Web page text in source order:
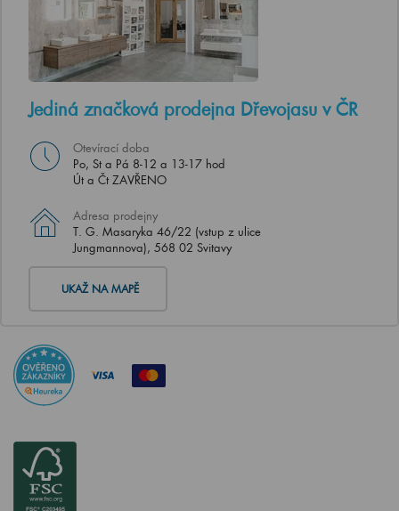
Jediná značková prodejna Dřevojasu v ČR
Otevírací doba
Po, St a Pá 8-12 a 13-17 hod
Út a Čt ZAVŘENO
Adresa prodejny
T. G. Masaryka 46/22 (vstup z ulice
Jungmannova), 568 02 Svitavy
UKAŽ NA MAPĚ